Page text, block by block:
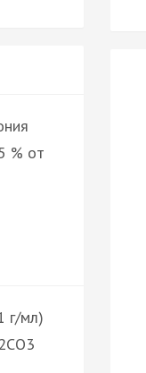
% от
г/мл)